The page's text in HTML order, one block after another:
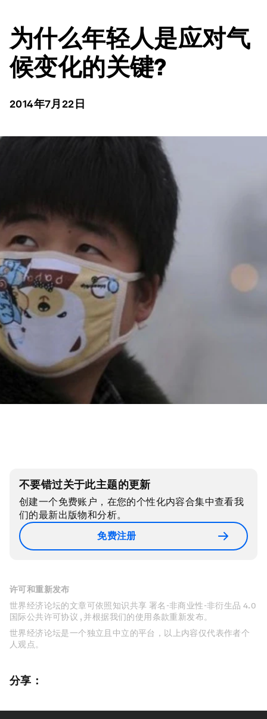
为什么年轻人是应对气
候变化的关键?
2014年7月22日
不要错过关于此主题的更新
创建一个免费账户，在您的个性化内容合集中查看我
们的最新出版物和分析。
免费注册
许可和重新发布
世界经济论坛的文章可依照知识共享 署名-非商业性-非衍生品 4.0
国际公共许可协议 , 并根据我们的使用条款重新发布。
世界经济论坛是一个独立且中立的平台，以上内容仅代表作者个
人观点。
分享：